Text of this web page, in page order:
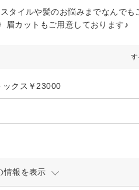
タイルや髪のお悩みまでなんで
カットもご用意しております♪
ックス￥23000
情報を表示